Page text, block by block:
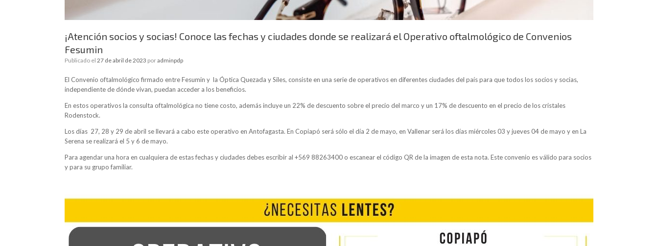
¡Atención socios y socias! Conoce las fechas y ciudades donde se realizará el Operativo oftalmológico de Convenios
Fesumin
Publicado el 27 de abril de 2023 poradminpdp
El Convenio oftalmológico firmado entre Fesumin y la Óptica Quezada y Siles, consiste en una serie de operativos en diferentes ciudades del país para que todos los socios y socias,
independiente de dónde vivan, puedan acceder a los beneficios.
En estos operativos la consulta oftalmológica no tiene costo, además incluye un 22% de descuento sobre el precio del marco y un 17% de descuento en el precio de los cristales
Rodenstock.
Los días 27, 28 y 29 de abril se llevará a cabo este operativo en Antofagasta. En Copiapó será sólo el día 2 de mayo, en Vallenar será los días miércoles 03 y jueves 04 de mayo y en La
Serena se realizará el 5 y 6 de mayo.
Para agendar una hora en cualquiera de estas fechas y ciudades debes escribir al +569 88263400 o escanear el código QR de la imagen de esta nota. Este convenio es válido para socios
y para su grupo familiar.